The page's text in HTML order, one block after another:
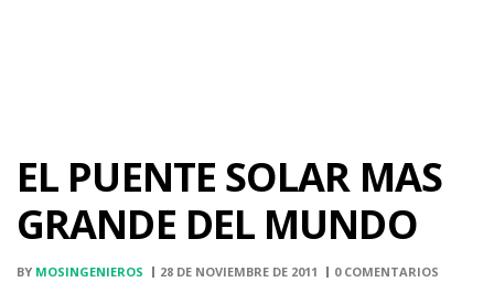
EL PUENTE SOLAR MAS
GRANDE DEL MUNDO
BY MOSINGENIEROS 28 DE NOVIEMBRE DE 2011 0 COMENTARIOS